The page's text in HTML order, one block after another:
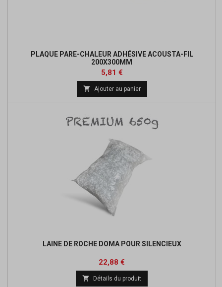
PLAQUE PARE-CHALEUR ADHÉSIVE ACOUSTA-FIL
200X300MM
Prix
5,81 €Prix
base
 Ajouter au panier
LAINE DE ROCHE DOMA POUR SILENCIEUX
Prix
22,88 €
 Détails du produit